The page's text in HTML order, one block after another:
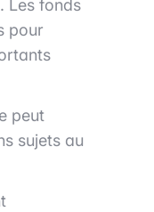
Les fonds
pour
peut
sujets au